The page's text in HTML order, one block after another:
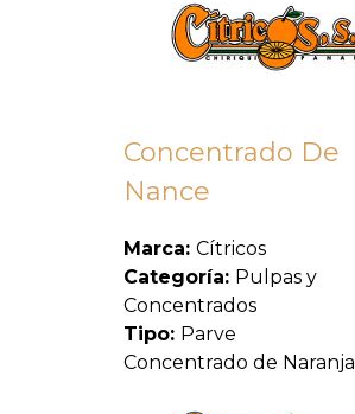
Concentrado De
Nance
Marca: Cítricos
Categoría: Pulpas y
Concentrados
Tipo: Parve
Concentrado de Naranja